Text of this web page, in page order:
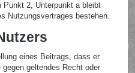
Punkt 2, Unterpunkt a bleibt
Nutzungsvertrages bestehen.
eines Beitrags, dass er
geltendes Recht oder